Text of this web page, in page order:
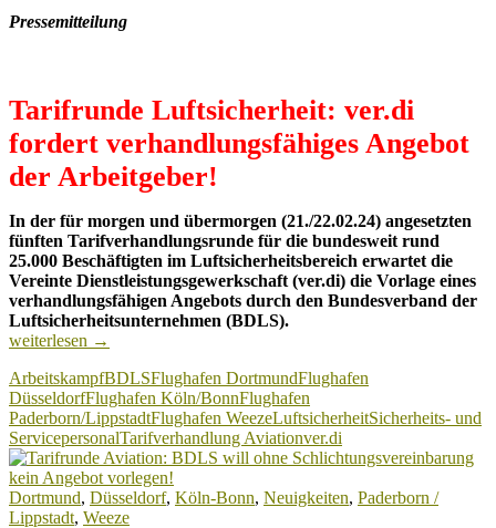
Pressemitteilung
Tarifrunde Luftsicherheit: ver.di
fordert verhandlungsfähiges Angebot
der Arbeitgeber!
In der für morgen und übermorgen (21./22.02.24) angesetzten
fünften Tarifverhandlungsrunde für die bundesweit rund
25.000 Beschäftigten im Luftsicherheitsbereich erwartet die
Vereinte Dienstleistungsgewerkschaft (ver.di) die Vorlage eines
verhandlungsfähigen Angebots durch den Bundesverband der
Luftsicherheitsunternehmen (BDLS).
Tarifrunde
ver.di
fordert
verhandlungsfähiges
Angebot
der
Arbeitgeber
weiterlesen →
ArbeitskampfBDLSFlughafen DortmundFlughafen
DüsseldorfFlughafen Köln/BonnFlughafen
Paderborn/LippstadtFlughafen WeezeLuftsicherheitSicherheits- und
ServicepersonalTarifverhandlung Aviationver.di
Dortmund, Düsseldorf, Köln-Bonn, Neuigkeiten, Paderborn /
Lippstadt, Weeze